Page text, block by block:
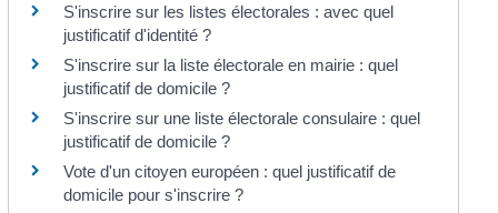
S'inscrire sur les listes électorales : avec quel
justificatif d'identité ?
S'inscrire sur la liste électorale en mairie : quel
justificatif de domicile ?
S'inscrire sur une liste électorale consulaire : quel
justificatif de domicile ?
Vote d'un citoyen européen : quel justificatif de
domicile pour s'inscrire ?